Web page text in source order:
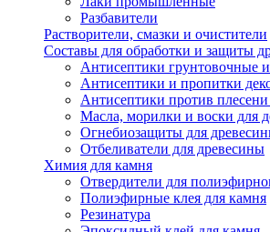
Разбавители
Растворители, смазки и очистители
Составы для обработки и защиты
Антисептики грунтовочные
Антисептики и пропитки
Антисептики против
Масла, морилки и воски для
Огнебиозащиты для
Отбеливатели для древесины
Химия для камня
Отвердители для
Полиэфирные клея для камня
Резинатура